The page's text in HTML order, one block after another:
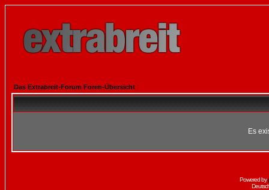
Das Extrabreit-Forum Foren-Übersicht
Es
Powered by